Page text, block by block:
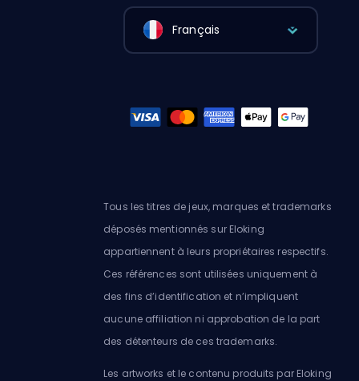
Français
Tous les titres de jeux, marques et trademarks
déposés mentionnés sur Eloking
appartiennent à leurs propriétaires respectifs.
Ces références sont utilisées uniquement à
des fins d’identification et n’impliquent
aucune affiliation ni approbation de la part
des détenteurs de ces trademarks.
Les artworks et le contenu produits par Eloking